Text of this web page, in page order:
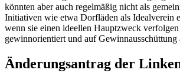
könnten aber auch regelmäßig nicht als
Initiativen wie etwa Dorfläden als Idealverein
wenn sie einen ideellen Hauptzweck
gewinnorientiert und auf Gewinnausschüttung
Änderungsantrag der